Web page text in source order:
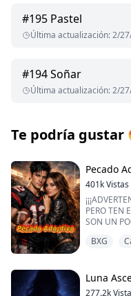
#195 Pastel
Última actualización:2/
#194Soñar
Última actualización:2/
Te podría gustar
Pecado
401kVistas
PERO TEN
SON UN
ALGO
todo
BXG
Luna
277.2k